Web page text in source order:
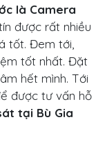
là Camera
được rất nhiều
tốt. Đem tới,
tốt nhất. Đặt
hết mình. Tới
được tư vấn hỗ
tại Bù Gia